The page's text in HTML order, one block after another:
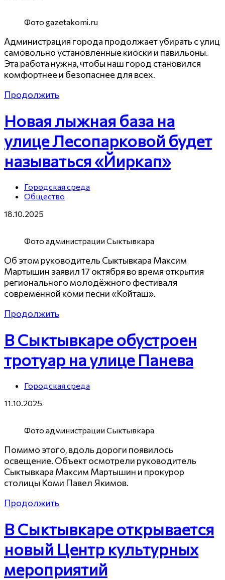
Фото gazetakomi.ru
Администрация города продолжает убирать с улиц
самовольно установленные киоски и павильоны.
Эта работа нужна, чтобы наш город становился
комфортнее и безопаснее для всех.
Продолжить
Новая лыжная база на
улице Лесопарковой будет
называться «Йиркап»
Городская среда
Общество
18.10.2025
Фото администрации Сыктывкара
Об этом руководитель Сыктывкара Максим
Мартышин заявил 17 октября во время открытия
регионального молодёжного фестиваля
современной коми песни «Койташ».
Продолжить
В Сыктывкаре обустроен
тротуар на улице Панева
Городская среда
11.10.2025
Фото администрации Сыктывкара
Помимо этого, вдоль дороги появилось
освещение. Объект осмотрели руководитель
Сыктывкара Максим Мартышин и прокурор
столицы Коми Павел Якимов.
Продолжить
В Сыктывкаре открывается
новый Центр культурных
мероприятий